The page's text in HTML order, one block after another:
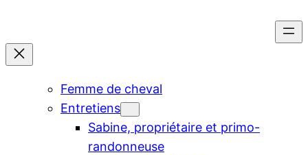
contenu
Femme de cheval
Entretiens
Sabine, propriétaire et primo-
randonneuse